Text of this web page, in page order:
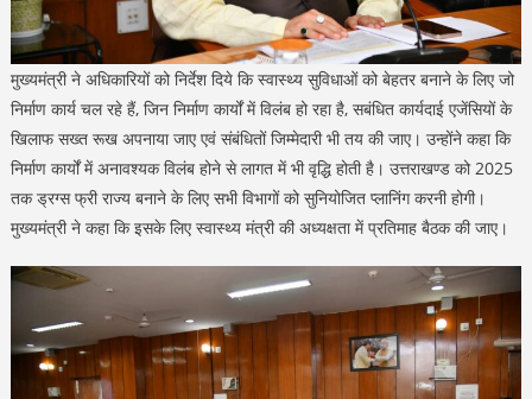
मुख्यमंत्री ने अधिकारियों को निर्देश दिये कि स्वास्थ्य सुविधाओं को बेहतर बनाने के लिए जो
निर्माण कार्य चल रहे हैं, जिन निर्माण कार्यों में विलंब हो रहा है, सबंधित कार्यदाई एजेंसियों के
खिलाफ सख्त रूख अपनाया जाए एवं संबंधितों जिम्मेदारी भी तय की जाए। उन्होंने कहा कि
निर्माण कार्यों में अनावश्यक विलंब होने से लागत में भी वृद्धि होती है। उत्तराखण्ड को 2025
तक ड्रग्स फ्री राज्य बनाने के लिए सभी विभागों को सुनियोजित प्लानिंग करनी होगी।
मुख्यमंत्री ने कहा कि इसके लिए स्वास्थ्य मंत्री की अध्यक्षता में प्रतिमाह बैठक की जाए।